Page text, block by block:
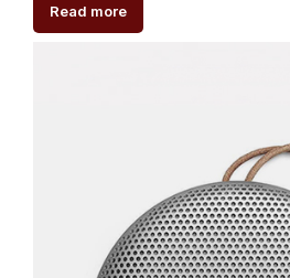
Read more